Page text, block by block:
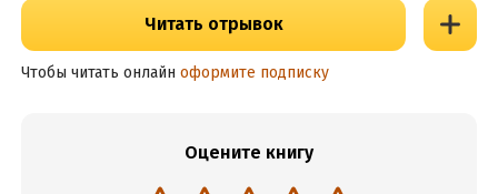
Читать отрывок
Чтобы читать онлайн оформите подписку
Оцените книгу